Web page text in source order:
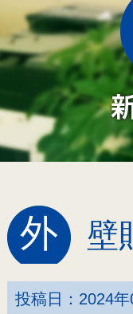
外 壁
投稿日：2024